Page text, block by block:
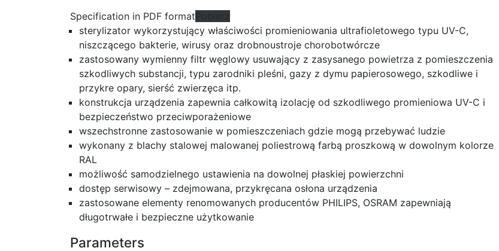
Specification in PDF format
sterylizator wykorzystujący właściwości promieniowania ultrafioletowego typu UV-C,
niszczącego bakterie, wirusy oraz drobnoustroje chorobotwórcze
zastosowany wymienny filtr węglowy usuwający z zasysanego powietrza z pomieszczenia
szkodliwych substancji, typu zarodniki pleśni, gazy z dymu papierosowego, szkodliwe i
przykre opary, sierść zwierzęca itp.
konstrukcja urządzenia zapewnia całkowitą izolację od szkodliwego promieniowa UV-C i
bezpieczeństwo przeciwporażeniowe
wszechstronne zastosowanie w pomieszczeniach gdzie mogą przebywać ludzie
wykonany z blachy stalowej malowanej poliestrową farbą proszkową w dowolnym kolorze
RAL
możliwość samodzielnego ustawienia na dowolnej płaskiej powierzchni
dostęp serwisowy – zdejmowana, przykręcana osłona urządzenia
zastosowane elementy renomowanych producentów PHILIPS, OSRAM zapewniają
długotrwałe i bezpieczne użytkowanie
Parameters